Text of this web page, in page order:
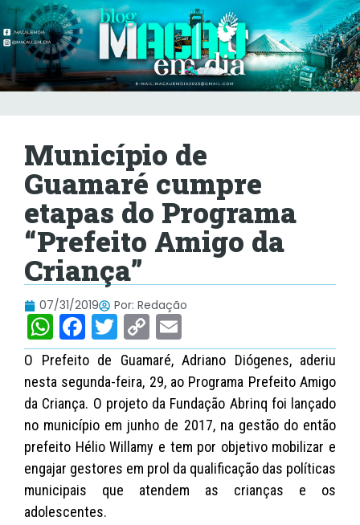
Município de
Guamaré cumpre
etapas do Programa
“Prefeito Amigo da
Criança”
07/31/2019 Por: Redação
W
h
at
s
A
p
p
F
a
c
e
b
o
o
k
T
w
itt
er
C
o
p
y
Li
n
k
m
ai
l
O Prefeito de Guamaré, Adriano Diógenes, aderiu
nesta segunda-feira, 29, ao Programa Prefeito Amigo
da Criança. O projeto da Fundação Abrinq foi lançado
no município em junho de 2017, na gestão do então
prefeito Hélio Willamy e tem por objetivo mobilizar e
engajar gestores em prol da qualificação das políticas
municipais que atendem as crianças e os
adolescentes.